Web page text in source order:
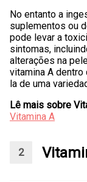
No entanto a
suplementos ou
pode levar a
sintomas,
alterações na
vitamina A
la de uma
Lê mais sobre
Vitamina A